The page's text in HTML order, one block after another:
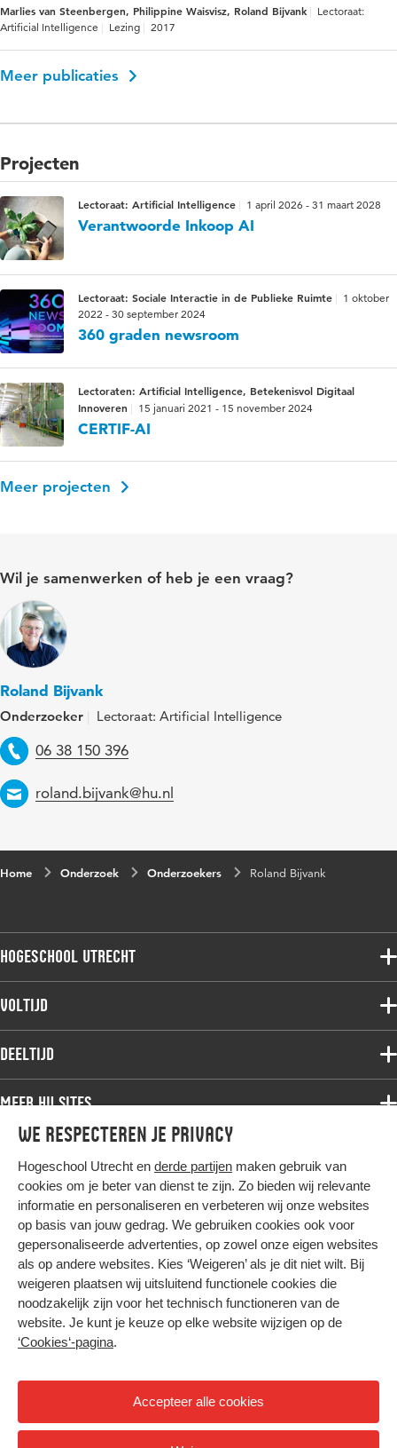
We respecteren je privacy
Hogeschool Utrecht en derde partijen maken gebruik van
cookies om je beter van dienst te zijn. Zo bieden wij relevante
informatie en personaliseren en verbeteren wij onze websites
op basis van jouw gedrag. We gebruiken cookies ook voor
gepersonaliseerde advertenties, op zowel onze eigen websites
als op andere websites. Kies ‘Weigeren’ als je dit niet wilt. Bij
weigeren plaatsen wij uitsluitend functionele cookies die
noodzakelijk zijn voor het technisch functioneren van de
website. Je kunt je keuze op elke website wijzigen op de
‘Cookies‘-pagina.
Accepteer alle cookies
Marlies van Steenbergen, Philippine Waisvisz, Roland Bijvank
Lectoraat:
Artificial Intelligence
Lezing 2017
Meer publicaties
Projecten
Lectoraat: Artificial Intelligence 1 april 2026 - 31 maart 2028
Verantwoorde Inkoop AI
Lectoraat: Sociale Interactie in de Publieke Ruimte
1 oktober
2022 - 30 september 2024
360 graden newsroom
Lectoraten: Artificial Intelligence, Betekenisvol Digitaal
Innoveren
15 januari 2021 - 15 november 2024
CERTIF-AI
Meer projecten
Wil je samenwerken of heb je een vraag?
Roland Bijvank
Onderzoeker Lectoraat: Artificial Intelligence
Telefoon
06 38 150 396
Email
roland.bijvank@hu.nl
Home Onderzoek Onderzoekers Roland Bijvank
Hogeschool Utrecht
Voltijdopleidingen
Onderzoek
Werken bij de HU
Contact
Voltijd
Associate degree
Master
Studiekeuze voltijd
Deeltijd
Associate degree
Bachelor
Master
Post-master
Studiekeuze deeltijd
Meer HU sites
HU International
HU Bibliotheek
HU Ontwikkelt
Duurzame HU
Intranet
Trajectum
Hier komt alles samen
Colofon
Privacy
Cookies
Nieuwsbrief
Hoog contrast